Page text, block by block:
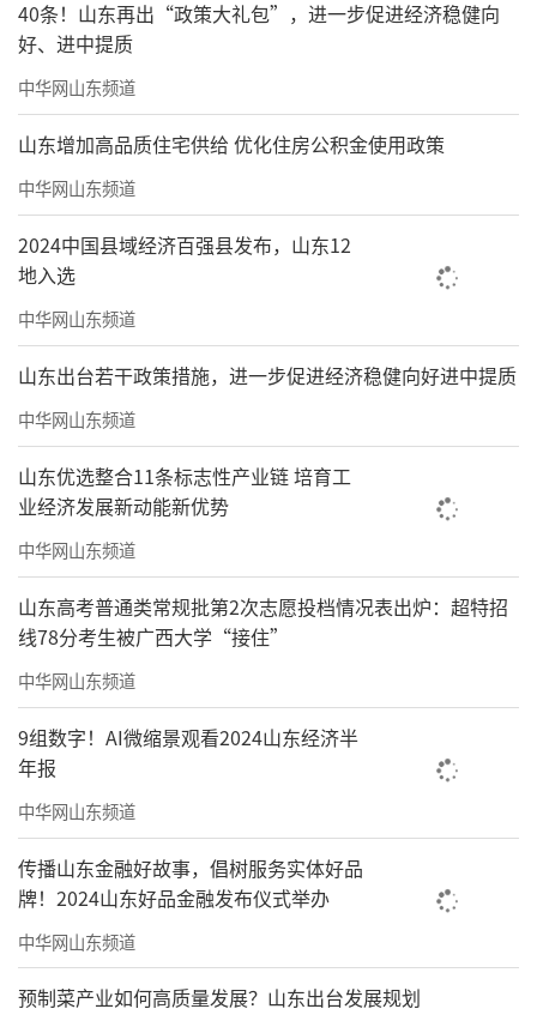
“烟火指数·成都双年展”开幕以来吸引了超过65万观众
吴洪亮并不回避这种复杂性。“今天的美
术馆已经不是一个简单排布作品的地方。”他
对双年展的理解，并不完全来自学院系统。在
担任北京画院院长之前，吴洪亮长期在市场、
公共文化与大型项目之间工作，参与过奥运相
关项目，也做过大量公共事务协调。后来，他
又花了十年时间重新回到美术馆系统，做20世
纪美术研究。2019年策划威尼斯双年展中国馆
时，吴洪亮曾花很长时间研究威尼斯双年展与
城市之间的关系。他认为，追根溯源威尼斯双
年展本质上也是一种巨大的“文旅项目”，不
然，怎么让无数外人涌进泄湖里的避世之地
呢？
40条！山东再出“政策大礼包”，进一步促进经济稳健向
好、进中提质
中华网山东频道
山东增加高品质住宅供给 优化住房公积金使用政策
中华网山东频道
2024中国县域经济百强县发布，山东12
地入选
中华网山东频道
山东出台若干政策措施，进一步促进经济稳健向好进中提质
中华网山东频道
山东优选整合11条标志性产业链 培育工
业经济发展新动能新优势
中华网山东频道
山东高考普通类常规批第2次志愿投档情况表出炉：超特招
线78分考生被广西大学“接住”
中华网山东频道
9组数字！AI微缩景观看2024山东经济半
年报
中华网山东频道
传播山东金融好故事，倡树服务实体好品
牌！2024山东好品金融发布仪式举办
中华网山东频道
预制菜产业如何高质量发展？山东出台发展规划